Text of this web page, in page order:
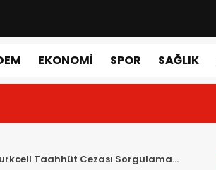
EKONOMI SPOR SAĞLIK
Taahhüt Cezası Sorgulama